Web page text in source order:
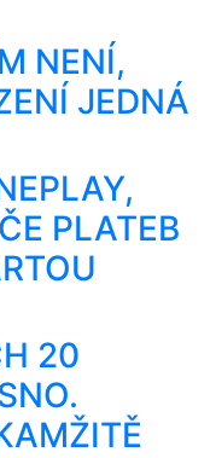
NENÍ,
JEDNÁ
PLATEB
20